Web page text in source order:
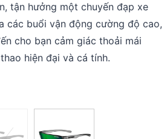
tận hưởng một chuyến đạp xe
các buổi vận động cường độ cao,
cho bạn cảm giác thoải mái
hiện đại và cá tính.